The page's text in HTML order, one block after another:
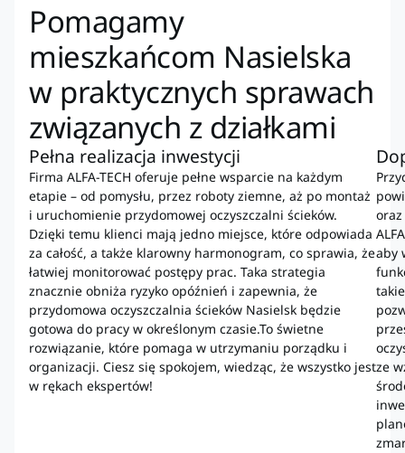
Pomagamy
mieszkańcom Nasielska
w praktycznych sprawach
związanych z działkami
Pełna realizacja inwestycji
Firma ALFA-TECH oferuje pełne wsparcie na każdym
etapie – od pomysłu, przez roboty ziemne, aż po montaż
i uruchomienie przydomowej oczyszczalni ścieków.
Dzięki temu klienci mają jedno miejsce, które odpowiada
za całość, a także klarowny harmonogram, co sprawia, że
łatwiej monitorować postępy prac. Taka strategia
znacznie obniża ryzyko opóźnień i zapewnia, że
przydomowa oczyszczalnia ścieków Nasielsk będzie
gotowa do pracy w określonym czasie.To świetne
rozwiązanie, które pomaga w utrzymaniu porządku i
organizacji. Ciesz się spokojem, wiedząc, że wszystko jest
w rękach ekspertów!
aby
ze